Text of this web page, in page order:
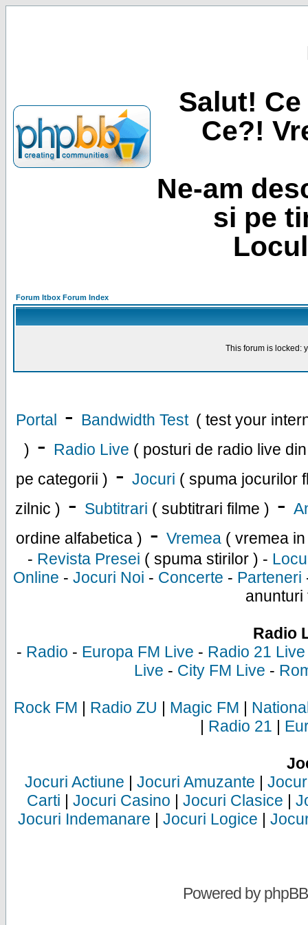
Salut!
Ce?!
Ne-am
si pe
Forum Itbox Forum Index
This forum is locked:
Portal - Bandwidth Test ( test your
) - Radio Live ( posturi de radio live
pe categorii ) - Jocuri ( spuma jocurilor
zilnic ) - Subtitrari ( subtitrari filme ) -
ordine alfabetica ) - Vremea ( vremea
- Revista Presei ( spuma stirilor ) -
Online - Jocuri Noi - Concerte - Parteneri
anunturi
Radio
- Radio - Europa FM Live - Radio 21 Live
Live - City FM Live -
Rock FM | Radio ZU | Magic FM |
| Radio 21 |
Jocuri Actiune | Jocuri Amuzante |
Carti | Jocuri Casino | Jocuri Clasice |
Jocuri Indemanare | Jocuri Logice |
Powered byphpBB